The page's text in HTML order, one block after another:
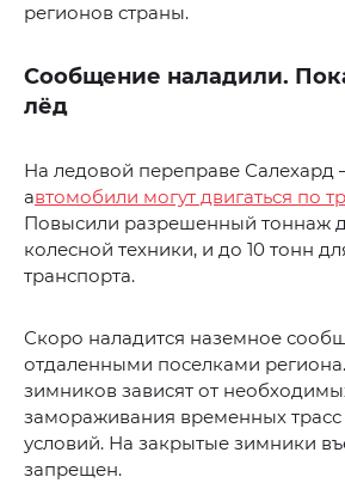
регионов страны.
Сообщение наладили.
лёд
На ледовой переправе
автомобили могут двигаться по
Повысили разрешенный тоннаж
колесной техники, и до 10 тонн
транспорта.
Скоро наладится наземное
отдаленными поселками
зимников зависят от
замораживания временных
условий. На закрытые зимники
запрещен.